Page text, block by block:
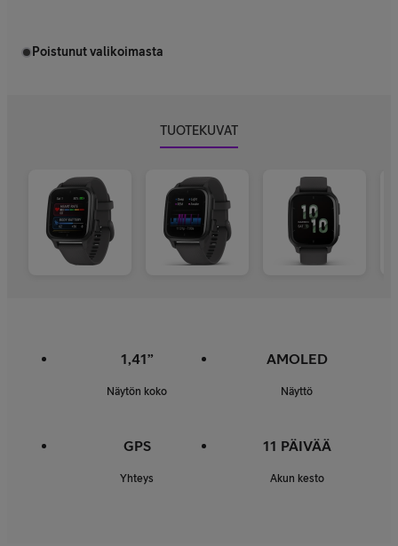
Poistunut valikoimasta
TUOTEKUVAT
1,41”
Näytön koko
AMOLED
Näyttö
GPS
Yhteys
11 PÄIVÄÄ
Akun kesto